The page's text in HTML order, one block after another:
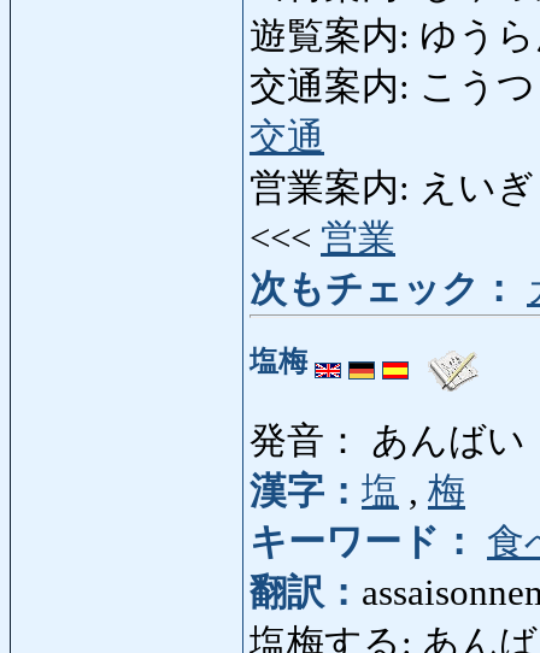
遊覧案内: ゆう
交通案内: こう
交通
営業案内: えい
<<< 営業
次もチェック：
塩梅
発音： あんばい
漢字： 塩 , 梅
キーワード：
食
翻訳：
塩梅する: あんば